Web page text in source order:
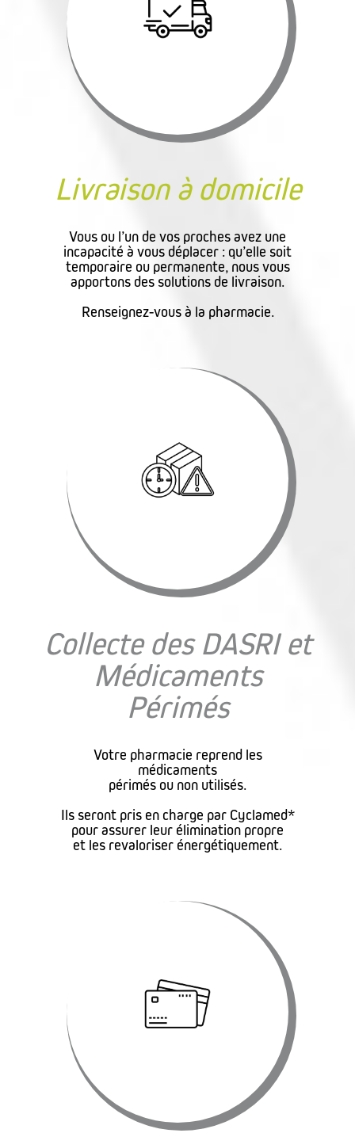
Livraison à domicile
Vous ou l’un de vos proches avez une
incapacité à vous déplacer : qu’elle soit
temporaire ou permanente, nous vous
apportons des solutions de livraison.
Renseignez-vous à la pharmacie.
Collecte des DASRI et
Médicaments
Périmés
Votre pharmacie reprend les
médicaments
périmés ou non utilisés.
Ils seront pris en charge par Cyclamed*
pour assurer leur élimination propre
et les revaloriser énergétiquement.